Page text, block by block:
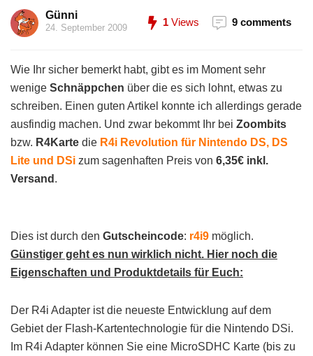
Günni
24. September 2009 1 Views 9 comments
Wie Ihr sicher bemerkt habt, gibt es im Moment sehr
wenige Schnäppchen über die es sich lohnt, etwas zu
schreiben. Einen guten Artikel konnte ich allerdings gerade
ausfindig machen. Und zwar bekommt Ihr bei Zoombits
bzw. R4Karte die R4i Revolution für Nintendo DS, DS
Lite und DSi zum sagenhaften Preis von 6,35€ inkl.
Versand .
Dies ist durch den Gutscheincode: r4i9 möglich.
Günstiger geht es nun wirklich nicht. Hier noch die
Eigenschaften und Produktdetails für Euch:
Der R4i Adapter ist die neueste Entwicklung auf dem
Gebiet der Flash-Kartentechnologie für die Nintendo DSi.
Im R4i Adapter können Sie eine MicroSDHC Karte (bis zu